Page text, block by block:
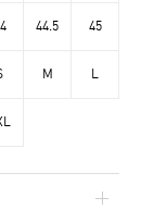
44.5 45
M L